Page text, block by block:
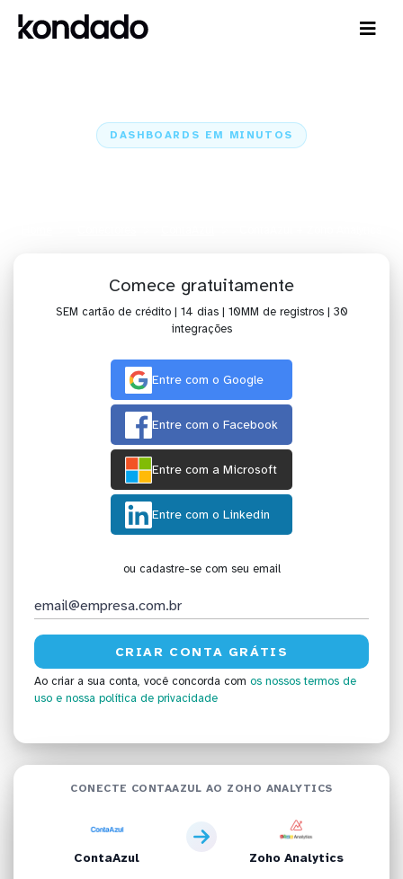
DASHBOARDS EM MINUTOS
Comece gratuitamente
SEM cartão de crédito | 14 dias | 10MM de registros | 30
integrações
Entre com o Google
Entre com o Facebook
Entre com a Microsoft
Entre com o Linkedin
ou cadastre-se com seu email
Ao criar a sua conta, você concorda com os nossos termos de
uso e nossa política de privacidade
CONECTE CONTAAZUL AO ZOHO ANALYTICS
ContaAzul Zoho Analytics